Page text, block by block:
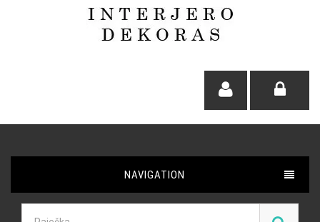
NAVIGATION